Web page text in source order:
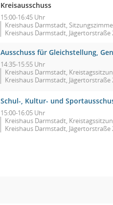
Kreisausschuss
15:00-16:45 Uhr
Kreishaus Darmstadt,
Kreishaus Darmstadt, Jägertorstraße
Ausschuss für Gleichstellung,
14:35-15:55 Uhr
Kreishaus Darmstadt,
Kreishaus Darmstadt, Jägertorstraße
Schul-, Kultur- und
15:00-16:05 Uhr
Kreishaus Darmstadt,
Kreishaus Darmstadt, Jägertorstraße